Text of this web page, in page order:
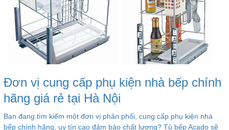
Đơn vị cung cấp phụ kiện nhà bếp chính
hãng giá rẻ tại Hà Nội
Bạn đang tìm kiếm một đơn vị phân phối, cung cấp phụ kiện nhà
bếp chính hãng, uy tín cao đảm bảo chất lượng? Tủ bếp Acado sẽ